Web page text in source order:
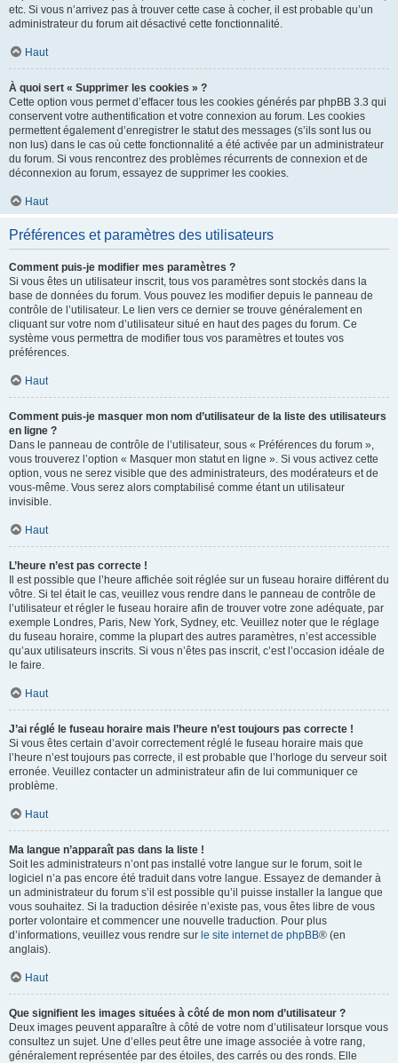
etc. Si vous n’arrivez pas à trouver cette case à cocher, il est probable qu’un
administrateur du forum ait désactivé cette fonctionnalité.
Haut
À quoi sert « Supprimer les cookies » ?
Cette option vous permet d’effacer tous les cookies générés par phpBB 3.3 qui
conservent votre authentification et votre connexion au forum. Les cookies
permettent également d’enregistrer le statut des messages (s’ils sont lus ou
non lus) dans le cas où cette fonctionnalité a été activée par un administrateur
du forum. Si vous rencontrez des problèmes récurrents de connexion et de
déconnexion au forum, essayez de supprimer les cookies.
Haut
Préférences et paramètres des utilisateurs
Comment puis-je modifier mes paramètres ?
Si vous êtes un utilisateur inscrit, tous vos paramètres sont stockés dans la
base de données du forum. Vous pouvez les modifier depuis le panneau de
contrôle de l’utilisateur. Le lien vers ce dernier se trouve généralement en
cliquant sur votre nom d’utilisateur situé en haut des pages du forum. Ce
système vous permettra de modifier tous vos paramètres et toutes vos
préférences.
Haut
Comment puis-je masquer mon nom d’utilisateur de la liste des utilisateurs
en ligne ?
Dans le panneau de contrôle de l’utilisateur, sous « Préférences du forum »,
vous trouverez l’option « Masquer mon statut en ligne ». Si vous activez cette
option, vous ne serez visible que des administrateurs, des modérateurs et de
vous-même. Vous serez alors comptabilisé comme étant un utilisateur
invisible.
Haut
L’heure n’est pas correcte !
Il est possible que l’heure affichée soit réglée sur un fuseau horaire différent du
vôtre. Si tel était le cas, veuillez vous rendre dans le panneau de contrôle de
l’utilisateur et régler le fuseau horaire afin de trouver votre zone adéquate, par
exemple Londres, Paris, New York, Sydney, etc. Veuillez noter que le réglage
du fuseau horaire, comme la plupart des autres paramètres, n’est accessible
qu’aux utilisateurs inscrits. Si vous n’êtes pas inscrit, c’est l’occasion idéale de
le faire.
Haut
J’ai réglé le fuseau horaire mais l’heure n’est toujours pas correcte !
Si vous êtes certain d’avoir correctement réglé le fuseau horaire mais que
l’heure n’est toujours pas correcte, il est probable que l’horloge du serveur soit
erronée. Veuillez contacter un administrateur afin de lui communiquer ce
problème.
Haut
Ma langue n’apparaît pas dans la liste !
Soit les administrateurs n’ont pas installé votre langue sur le forum, soit le
logiciel n’a pas encore été traduit dans votre langue. Essayez de demander à
un administrateur du forum s’il est possible qu’il puisse installer la langue que
vous souhaitez. Si la traduction désirée n’existe pas, vous êtes libre de vous
porter volontaire et commencer une nouvelle traduction. Pour plus
d’informations, veuillez vous rendre sur le site internet de phpBB® (en
anglais).
Haut
Que signifient les images situées à côté de mon nom d’utilisateur ?
Deux images peuvent apparaître à côté de votre nom d’utilisateur lorsque vous
consultez un sujet. Une d’elles peut être une image associée à votre rang,
généralement représentée par des étoiles, des carrés ou des ronds. Elle